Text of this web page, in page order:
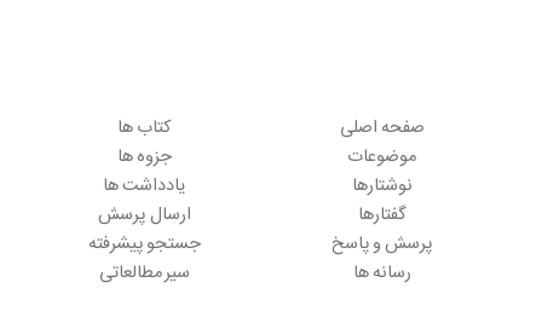
صفحه اصلی
موضوعات
نوشتارها
گفتارها
پرسش و پاسخ
رسانه ها
کتاب ها
جزوه ها
یادداشت ها
ارسال پرسش
جستجو پیشرفته
سیر مطالعاتی